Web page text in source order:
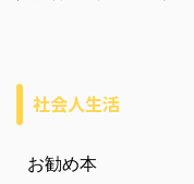
社会人生活
お勧め本